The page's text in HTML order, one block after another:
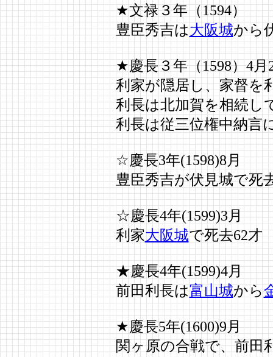
★文禄３年（1594）
豊臣秀吉は大阪城から
★慶長３年（1598）4月
利家が隠居し、家督を
利長は北加賀を相続し
利長は従三位権中納言
☆慶長3年(1598)8月
豊臣秀吉が伏見城で死
☆慶長4年(1599)3月
利家大阪城で死去62才
★慶長4年(1599)4月
前田利長は富山城から
★慶長5年(1600)9月
関ヶ原の合戦で、前田